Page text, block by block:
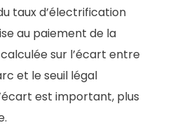
taux d’électrification
au paiement de la
sur l’écart entre
et le seuil légal
est important, plus